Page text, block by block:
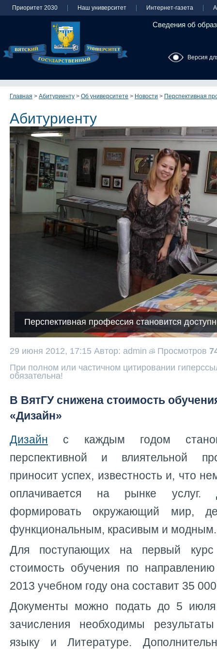
Приоритет 2030 Наш университет Интернет-газета
Сведения об
Версия
Главная > Абитуриенту > Об университете > Новости > Перспективная
Абитуриенту
Перспективная профессия становится
29 июня 2012, 17:15 Автор: admin Просмотров
При полном или частичном цитировании
обязательна!
В ВятГУ снижена стоимость
«Дизайн»
Дизайн с каждым годом
перспективной и влиятельной
приносит успех, известность и, что
оплачивается на рынке услуг.
формировать окружающий мир,
функциональным, красивым и модным.
Для поступающих на первый
стоимость обучения по
2013 учебном году она составит 35
Документы можно подать до 5 июля
зачисления необходимы
языку и Литературе.